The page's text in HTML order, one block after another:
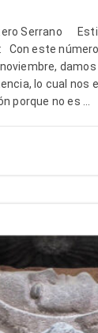
Serrano
Con este
lo cual nos
porque no es ...